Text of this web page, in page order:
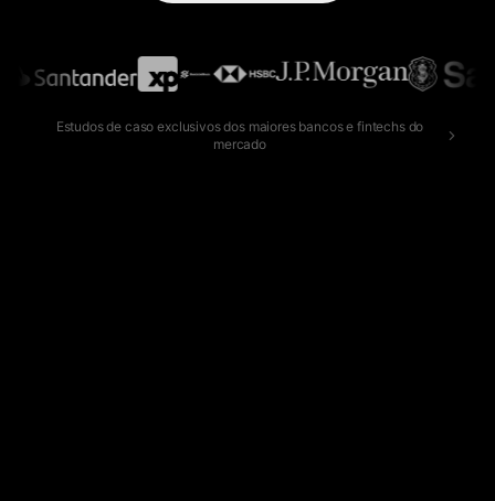
Estudos de caso exclusivos dos maiores bancos e fintechs do
mercado